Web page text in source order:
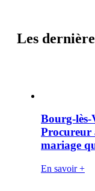
Les
Bourg-lès-
Procureur
mariage
En savoir +